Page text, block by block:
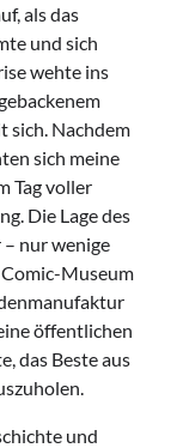
als das
und sich
wehte ins
sich. Nachdem
sich meine
Tag voller
Die Lage des
nur wenige
Museum
öffentlichen
das Beste aus
und